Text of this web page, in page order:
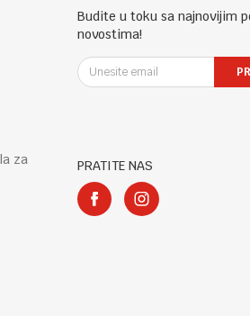
za
Budite u toku sa najnovijim
novostima!
PRATITE NAS